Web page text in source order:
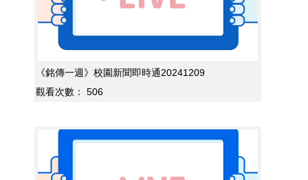
《銘傳一週》校園新聞即時通20241209
觀看次數：
506